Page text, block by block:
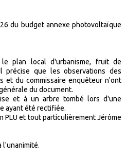
du budget annexe photovoltaïque
plan local d'urbanisme, fruit de
précise que les observations des
et du commissaire enquêteur n'ont
du document.
et à un arbre tombé lors d'une
ayant été rectifiée.
PLU et tout particulièrement Jérôme
l'unanimité.